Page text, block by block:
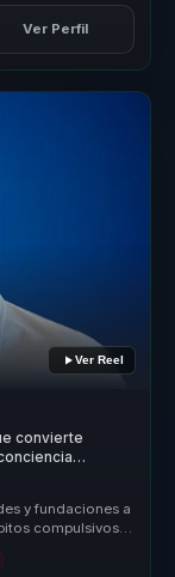
Ver Perfil
Ver Reel
convierte
y fundaciones a
compulsivos